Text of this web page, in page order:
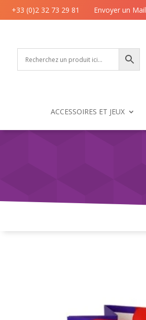
+33 (0)2 32 73 29 81 Envoyer un Mail
ACCESSOIRES ET JEUX